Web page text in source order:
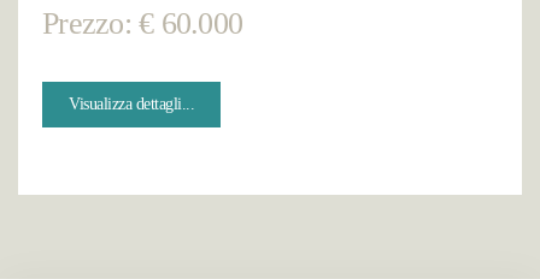
Prezzo: € 60.000
Visualizza dettagli...